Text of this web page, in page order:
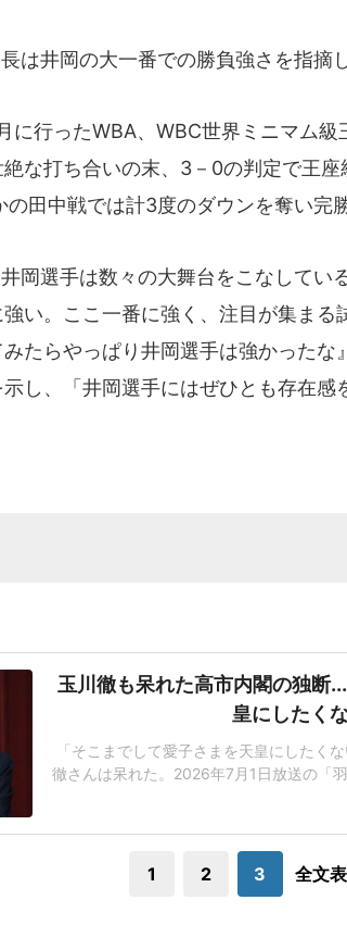
は井岡の大一番での勝負強さを指摘し
に行ったWBA、WBC世界ミニマム級
な打ち合いの末、3－0の判定で王
田中戦では計3度のダウンを奪い完
岡選手は数々の大舞台をこなしてい
い。ここ一番に強く、注目が集まる
たらやっぱり井岡選手は強かったな
し、「井岡選手にはぜひとも存在感
玉川徹も呆れた高市内閣の独断
皇にしたく
「そこまでして愛子さまを天皇にしたく
徹さんは呆れた。2026年7月1日放送の「
が閣議決定した皇室典範改正案について
なく、国民の総意にも沿っていないんじ
も」改正案は、皇族
1 2 3 全文